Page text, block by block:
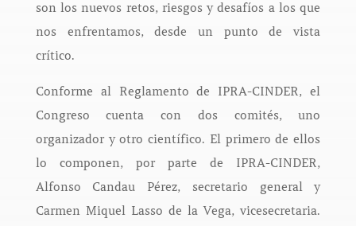
son los nuevos retos, riesgos y desafíos a los que
nos enfrentamos, desde un punto de vista
crítico.
Conforme al Reglamento de IPRA-CINDER, el
Congreso cuenta con dos comités, uno
organizador y otro científico. El primero de ellos
lo componen, por parte de IPRA-CINDER,
Alfonso Candau Pérez, secretario general y
Carmen Miquel Lasso de la Vega, vicesecretaria.